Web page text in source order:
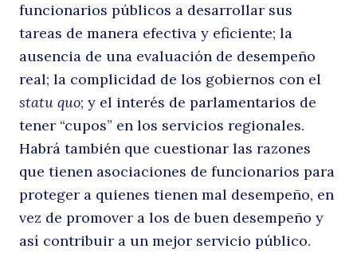
funcionarios públicos a desarrollar sus
tareas de manera efectiva y eficiente; la
ausencia de una evaluación de desempeño
real; la complicidad de los gobiernos con el
statu quo; y el interés de parlamentarios de
tener “cupos” en los servicios regionales.
Habrá también que cuestionar las razones
que tienen asociaciones de funcionarios para
proteger a quienes tienen mal desempeño, en
vez de promover a los de buen desempeño y
así contribuir a un mejor servicio público.